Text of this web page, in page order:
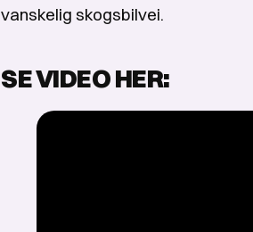
vanskelig skogsbilvei.
SE VIDEO HER: